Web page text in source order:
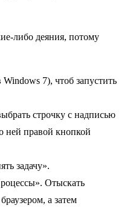
либо деяния, потому
7), чтоб запустить
строчку с надписью
ней правой кнопкой
задачу».
Отыскать
а затем